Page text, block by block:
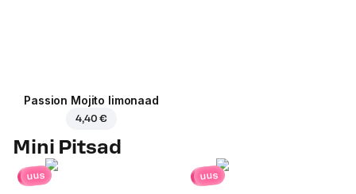
Passion Mojito limonaad
4,40 €
Mini Pitsad
uus uus